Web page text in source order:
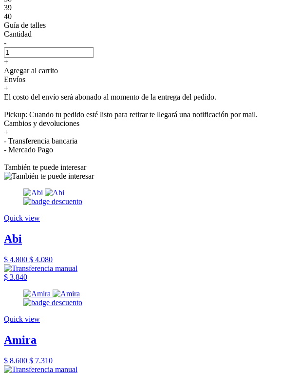
39
40
Guía de talles
Cantidad
-
+
Agregar al carrito
Envíos
+
El costo del envío será abonado al momento de la entrega del pedido.
Pickup: Cuando tu pedido esté listo para retirar te llegará una notificación por mail.
Cambios y devoluciones
+
- Transferencia bancaria
- Mercado Pago
También te puede interesar
Quick view
Abi
$ 4.800 $ 4.080
$ 3.840
Quick view
Amira
$ 8.600 $ 7.310